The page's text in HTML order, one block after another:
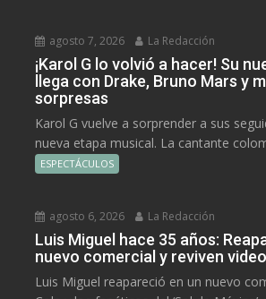
agosto 7, 2026 La Redacción
¡Karol G lo volvió a hacer! Su
llega con Drake, Bruno Mars y
sorpresas
Karol G vuelve a sorprender a sus
nueva etapa musical. La cantante
ESPECTÁCULOS
agosto 6, 2026 La Redacción
Luis Miguel hace 35 años:
nuevo comercial y reviven
Luis Miguel reapareció en un nuevo